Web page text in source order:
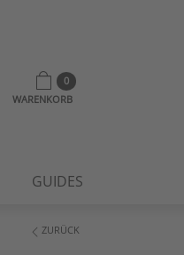
0
WARENKORB
GUIDES
ZURÜCK